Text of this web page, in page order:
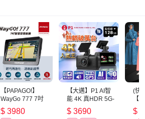
【PAPAGO!】
WayGo 777 7吋
智慧型導航機(全
新遮陽罩設計/S1
$ 3980
【大邁】P1 AI智
能 4K 真HDR 5G-
WiFi AI行車記錄
器(贈128G記憶
$ 3690
(快
【
三
式
$